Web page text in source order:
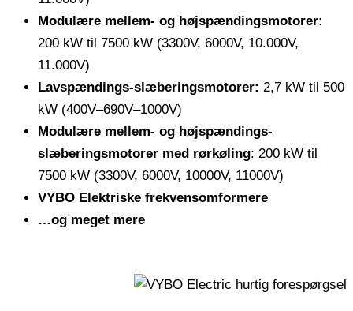
Modulære mellem- og højspændingsmotorer:
200 kW til 7500 kW (3300V, 6000V, 10.000V,
11.000V)
Lavspændings-slæberingsmotorer: 2,7 kW til 500
kW (400V–690V–1000V)
Modulære mellem- og højspændings-
slæberingsmotorer med rørkøling: 200 kW til
7500 kW (3300V, 6000V, 10000V, 11000V)
VYBO Elektriske frekvensomformere
…og meget mere